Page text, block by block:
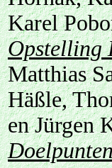
Karel
Opstelling
Matthias
Häßle,
en Jürgen